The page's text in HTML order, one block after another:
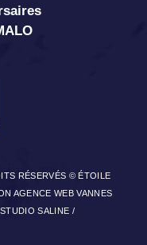
RÉSERVÉS © ÉTOILE
AGENCE WEB VANNES
SALINE /